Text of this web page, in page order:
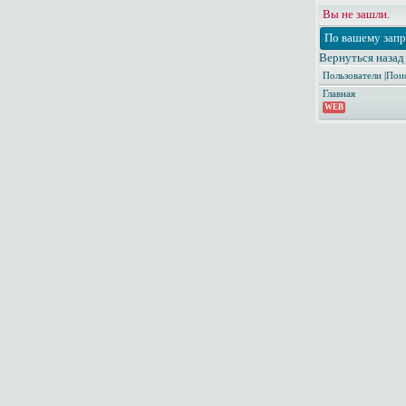
Вы не зашли.
По вашему
Вернуться назад
Пользователи |
Главная
WEB